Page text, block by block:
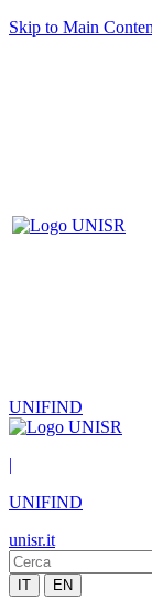
Skip to Main
UNIFIND
|
UNIFIND
unisr.it
IT EN